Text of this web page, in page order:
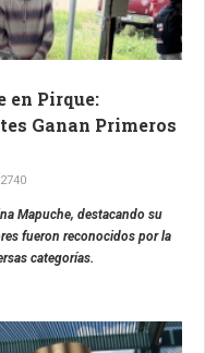
en Pirque:
Ganan Primeros
Mapuche, destacando su
fueron reconocidos por la
categorías.